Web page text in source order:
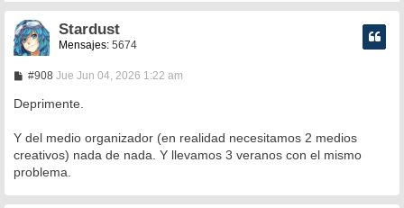
Stardust
Mensajes: 5674
#908M
n
j
e
Jue Jun 04, 2026 1:22 am
Deprimente.
Y del medio organizador (en realidad necesitamos 2 medios
creativos) nada de nada. Y llevamos 3 veranos con el mismo
problema.